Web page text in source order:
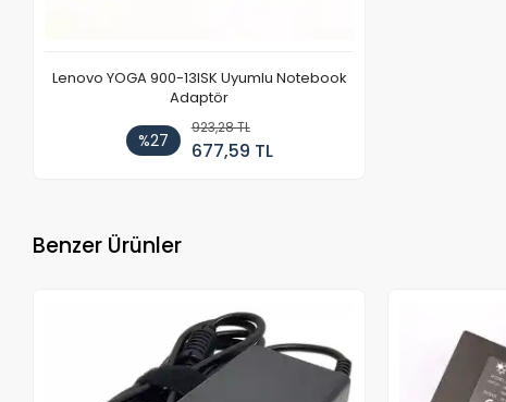
Lenovo YOGA 900-13ISK Uyumlu Notebook
Adaptör
%27
923,28 TL
677,59 TL
Benzer Ürünler